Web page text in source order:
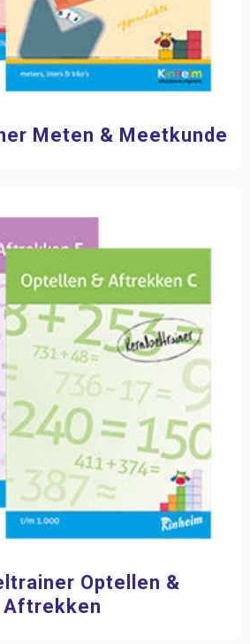
Meten & Meetkunde
Optellen &
Aftrekken